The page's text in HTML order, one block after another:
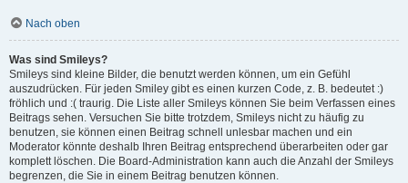
Nach oben
Was sind Smileys?
Smileys sind kleine Bilder, die benutzt werden können, um ein Gefühl
auszudrücken. Für jeden Smiley gibt es einen kurzen Code, z. B. bedeutet :)
fröhlich und :( traurig. Die Liste aller Smileys können Sie beim Verfassen eines
Beitrags sehen. Versuchen Sie bitte trotzdem, Smileys nicht zu häufig zu
benutzen, sie können einen Beitrag schnell unlesbar machen und ein
Moderator könnte deshalb Ihren Beitrag entsprechend überarbeiten oder gar
komplett löschen. Die Board-Administration kann auch die Anzahl der Smileys
begrenzen, die Sie in einem Beitrag benutzen können.